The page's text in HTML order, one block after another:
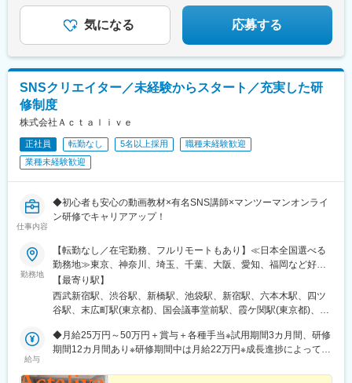
気になる 応募する
SNSクリエイター／未経験からスタート／充実した研
修制度
株式会社Ａｃｔａｌｉｖｅ
正社員 転勤なし 5名以上採用
職種未経験歓迎
業種未経験歓迎
仕事内容
◆初心者も安心の動画教材×有名SNS講師×マンツーマンオンライ
ン研修でキャリアアップ！
勤務地
【転勤なし／在宅勤務、フルリモートもあり】≪日本全国選べる
勤務地≫東京、神奈川、埼玉、千葉、大阪、愛知、福岡など好き
な地域で働けます！【本社】東京都新宿区西新宿7-6-5 607※西武
新宿駅から徒歩4分※総武線・大久保駅から徒歩5分※山手線・新宿
駅から徒歩10分≪47都道府県から好きな地域で勤務OK！≫■首都
木、群馬、山梨■関西エリア：大阪、兵庫、京都、奈良、和歌山、
滋賀■中部エリア：愛知、岐阜、三重、静岡■北信越エリア：新
森、秋田、岩手、宮城、福島、山形■中国四国エリア：鳥取、島
【最寄り駅】
西武新宿駅、渋谷駅、新橋駅、池袋駅、新宿駅、六本木駅、四ツ
谷駅、末広町駅(東京都)、国会議事堂前駅、霞ケ関駅(東京都)、蒲
芦花公園駅、参宮橋駅、大久保駅(東京都)、大崎駅、大手町駅(東
京都)、新大塚駅、天王洲アイル駅、浅草駅(ＴＸ)、日本橋駅(東京
駅、木場駅(東京都)、用賀駅、両国駅(都営線)、赤坂見附駅、品川
給与
◆月給25万円～50万円＋賞与＋各種手当※試用期間3カ月間、研修
期間12カ月間あり※研修期間中は月給22万円※成長進捗によって研
円／入社1年目（月給24万円+各種手当+インセンティブ）◆年収